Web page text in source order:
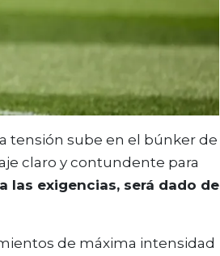
tensión sube en el búnker de
claro y contundente para
las exigencias, será dado de
de máxima intensidad